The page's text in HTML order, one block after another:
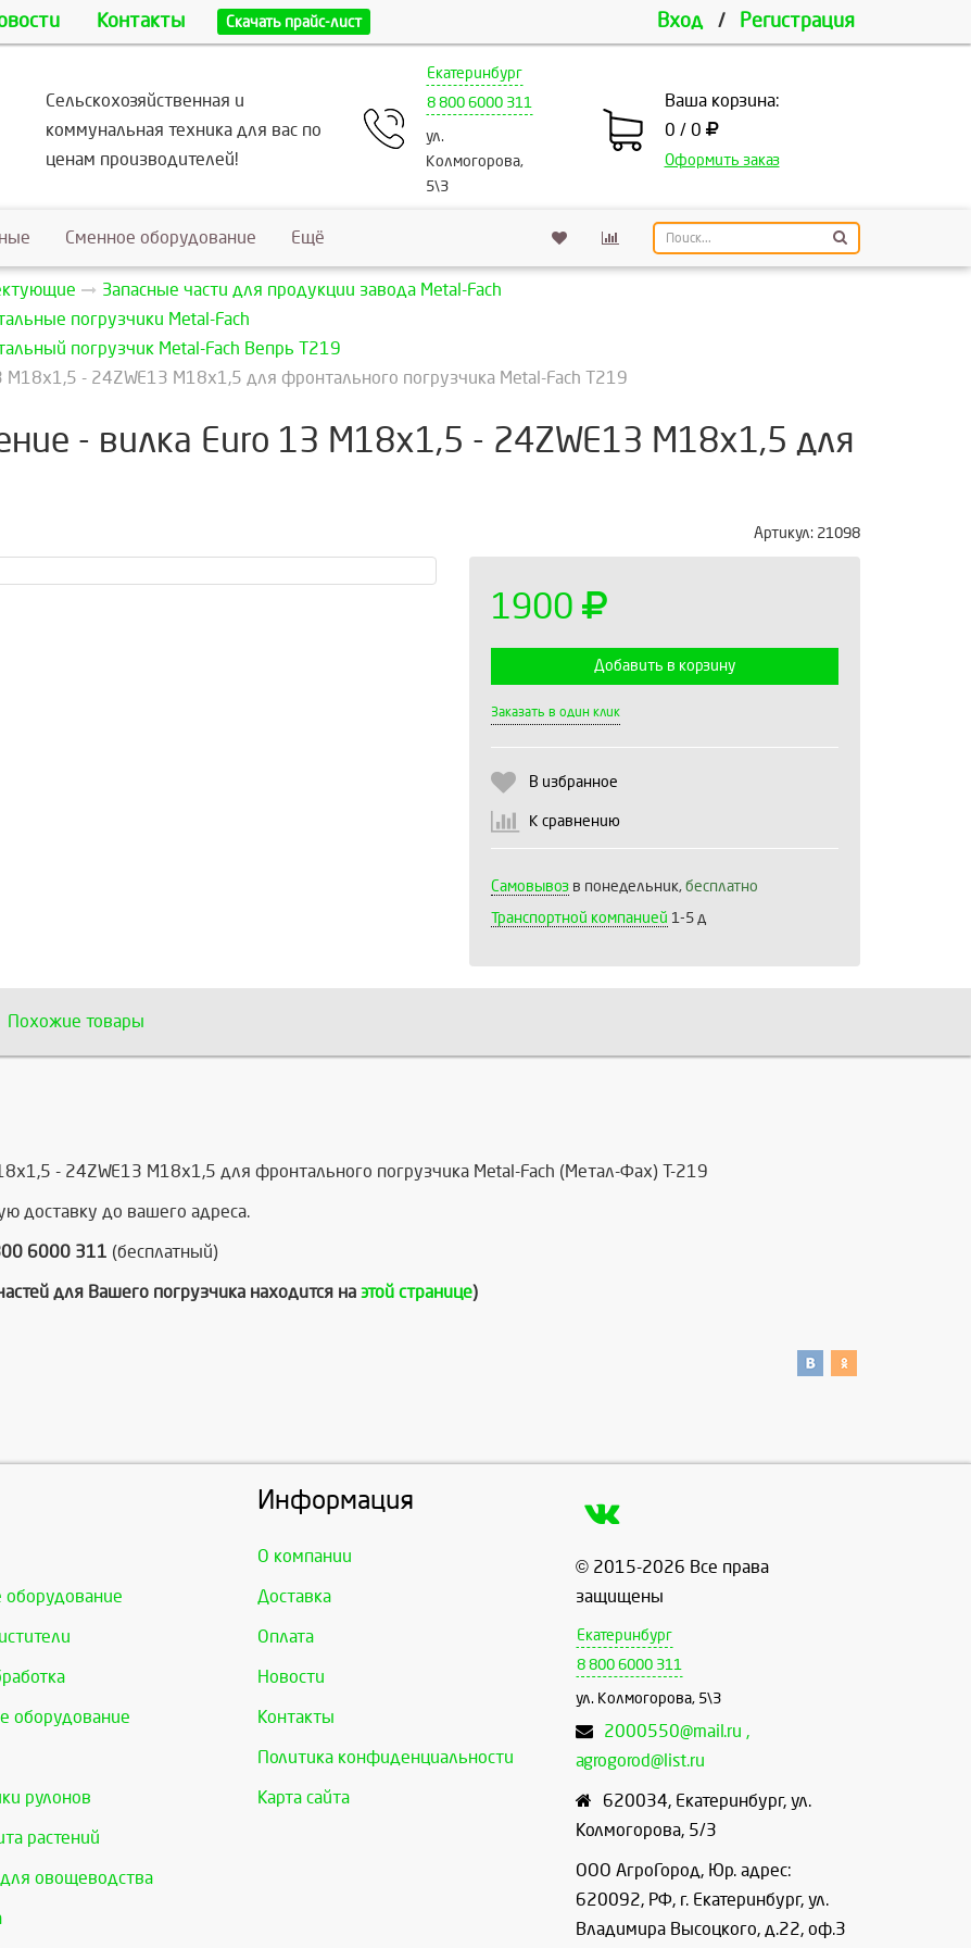
Контакты Скачать прайс-лист Вход / Регистрация
Сельскохозяйственная и
коммунальная техника для вас по
ценам производителей!
Екатеринбург
8 800 6000 311
ул.
Колмогорова,
5\3
Ваша корзина:
0 / 0
Оформить заказ
Сменное оборудование Ещё
Запасные части для продукции завода Metal-Fach
погрузчики Metal-Fach
погрузчик Metal-Fach Вепрь T219
- 24ZWE13 M18x1,5 для фронтального погрузчика Metal-Fach Т219
- вилка Euro 13 M18x1,5 - 24ZWE13 M18x1,5 для
Артикул: 21098
1900
Добавить в корзину
Заказать в один клик
В избранное
К сравнению
Самовывоз в понедельник, бесплатно
Транспортной компанией 1-5 д
Похожие товары
- 24ZWE13 M18x1,5 для фронтального погрузчика Metal-Fach (Метал-Фах) Т-219
доставку до вашего адреса.
6000 311 (бесплатный)
для Вашего погрузчика находится на этой странице)
оборудование
оборудование
рулонов
растений
овощеводства
Информация
О компании
Доставка
Оплата
Новости
Контакты
Политика конфиденциальности
Карта сайта
© 2015-2026 Все права
защищены
Екатеринбург
8 800 6000 311
ул. Колмогорова, 5\3
2000550@mail.ru ,
agrogorod@list.ru
620034, Екатеринбург, ул.
Колмогорова, 5/3
ООО АгроГород, Юр. адрес:
620092, РФ, г. Екатеринбург, ул.
Владимира Высоцкого, д.22, оф.3